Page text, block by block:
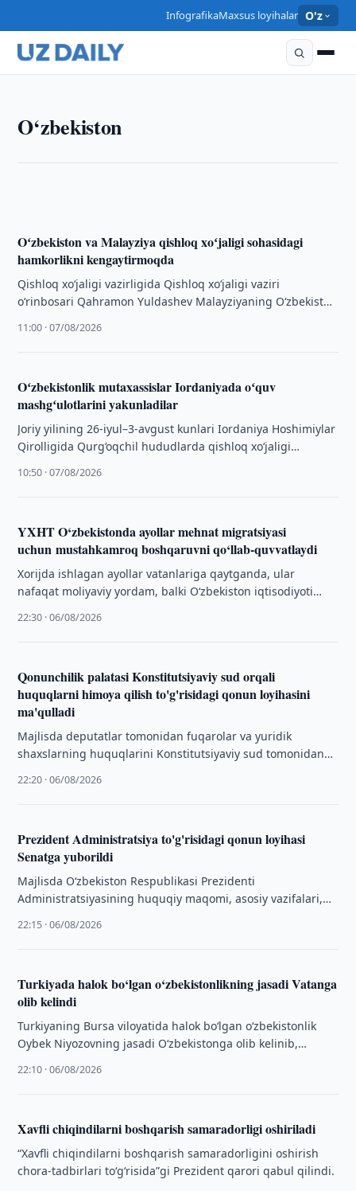
InfografikaMaxsus loyihalar O'z
O‘zbekiston
Oʻzbekiston va Iordaniya qishloq xoʻjaligi fanlari
Oʻzbekiston va Malayziya qishloq xoʻjaligi sohasidagi
hamkorlikni kengaytirmoqda
Qishloq xo‘jaligi vazirligida Qishloq xo‘jaligi vaziri
o‘rinbosari Qahramon Yuldashev Malayziyaning O‘zbekiston
Aziz, Malayziya …
11:00 · 07/08/2026
Oʻzbekistonlik mutaxassislar Iordaniyada oʻquv
mashgʻulotlarini yakunladilar
Joriy yilining 26-iyul–3-avgust kunlari Iordaniya Hoshimiylar
Qirolligida Qurg‘oqchil hududlarda qishloq xo‘jaligi
xizmatlarini baholash, yomg‘ir …
10:50 · 07/08/2026
YXHT O‘zbekistonda ayollar mehnat migratsiyasi
uchun mustahkamroq boshqaruvni qo‘llab-quvvatlaydi
Xorijda ishlagan ayollar vatanlariga qaytganda, ular
nafaqat moliyaviy yordam, balki O‘zbekiston iqtisodiyoti
foydalanilmagan salohiyatni …
22:30 · 06/08/2026
Qonunchilik palatasi Konstitutsiyaviy sud orqali
huquqlarni himoya qilish to'g'risidagi qonun loyihasini
ma'qulladi
Majlisda deputatlar tomonidan fuqarolar va yuridik
shaxslarning huquqlarini Konstitutsiyaviy sud tomonidan
loyihasi ikkinchi o‘qishda ko‘rib …
22:20 · 06/08/2026
Prezident Administratsiya to'g'risidagi qonun loyihasi
Senatga yuborildi
Majlisda O‘zbekiston Respublikasi Prezidenti
Administratsiyasining huquqiy maqomi, asosiy vazifalari,
beruvchi “O‘zbekiston Respublikasi Prezidenti …
22:15 · 06/08/2026
Turkiyada halok bo‘lgan o‘zbekistonlikning jasadi Vatanga
olib kelindi
Turkiyaning Bursa viloyatida halok bo‘lgan o‘zbekistonlik
Oybek Niyozovning jasadi O‘zbekistonga olib kelinib,
22:10 · 06/08/2026
Xavfli chiqindilarni boshqarish samaradorligi oshiriladi
“Xavfli chiqindilarni boshqarish samaradorligini oshirish
chora-tadbirlari to‘g‘risida”gi Prezident qarori qabul qilindi.